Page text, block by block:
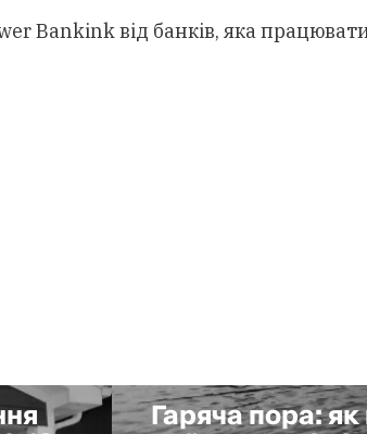
Bankink від банків, яка
Гаряча пора: